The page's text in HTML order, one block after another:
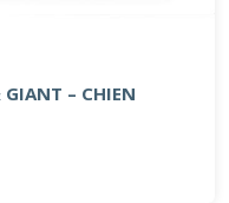
GIANT – CHIEN